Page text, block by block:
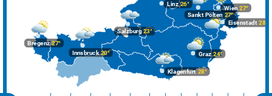
Bregenz27°
Graz24°
Innsbruck20°
Klagenfurt 28°
Linz26°
Salzburg23°
Wien 27°
Eisenstadt 28°
Sankt Pölten 27°